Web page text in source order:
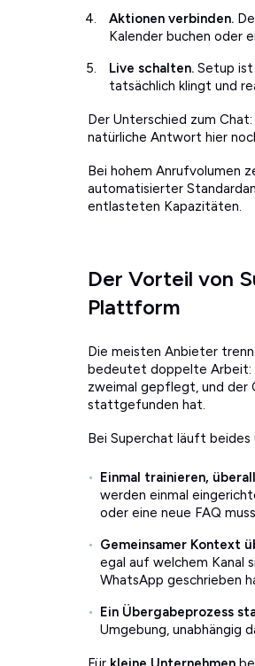
Aktionen verbinden.
Kalender buchen oder
Live schalten. Setup ist
tatsächlich klingt und
Der Unterschied zum
natürliche Antwort hier
Bei hohem Anrufvolumen
automatisierter
entlasteten Kapazitäten.
Der Vorteil von
Plattform
Die meisten Anbieter
bedeutet doppelte Arbeit:
zweimal gepflegt, und der
stattgefunden hat.
Bei Superchat läuft beides
Einmal trainieren,
werden einmal
oder eine neue FAQ
Gemeinsamer Kontext
egal auf welchem Kanal
WhatsApp geschrieben
Ein Übergabeprozess
Umgebung, unabhängig